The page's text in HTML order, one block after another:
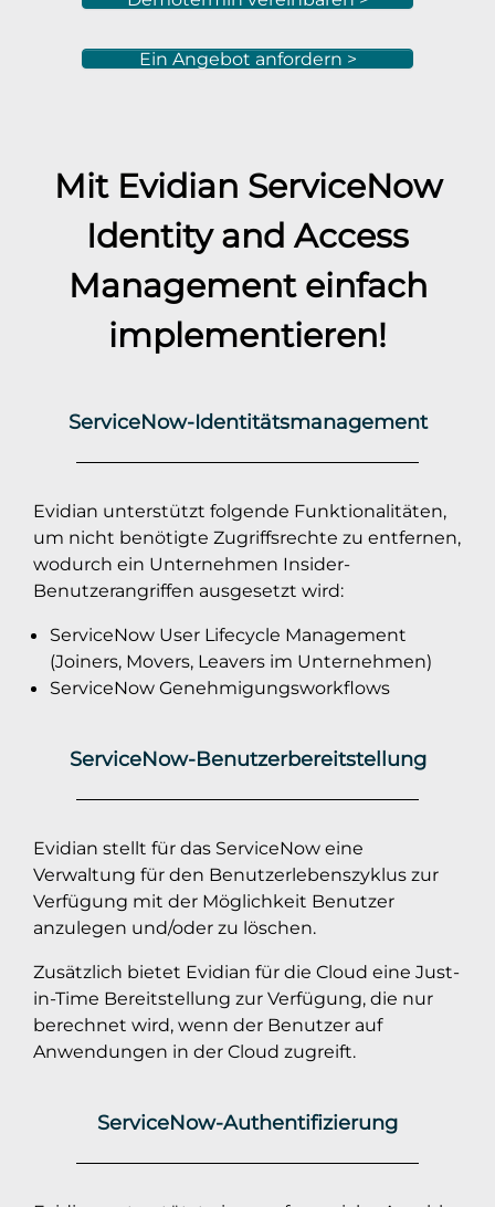
Ein Angebot anfordern >
Mit Evidian ServiceNow
Identity and Access
Management einfach
implementieren!
ServiceNow-Identitätsmanagement
Evidian unterstützt folgende Funktionalitäten,
um nicht benötigte Zugriffsrechte zu entfernen,
wodurch ein Unternehmen Insider-
Benutzerangriffen ausgesetzt wird:
ServiceNow User Lifecycle Management
(Joiners, Movers, Leavers im Unternehmen)
ServiceNow Genehmigungsworkflows
ServiceNow-Benutzerbereitstellung
Evidian stellt für das ServiceNow eine
Verwaltung für den Benutzerlebenszyklus zur
Verfügung mit der Möglichkeit Benutzer
anzulegen und/oder zu löschen.
Zusätzlich bietet Evidian für die Cloud eine Just-
in-Time Bereitstellung zur Verfügung, die nur
berechnet wird, wenn der Benutzer auf
Anwendungen in der Cloud zugreift.
ServiceNow-Authentifizierung